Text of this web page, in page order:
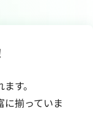
す。
に揃っていま